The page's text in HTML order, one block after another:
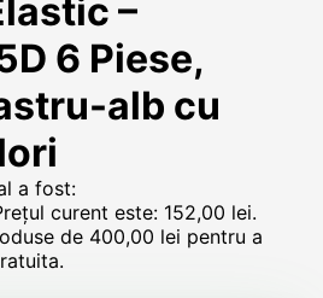
–
6 Piese,
alb cu
a fost:
curent este: 152,00 lei.
de 400,00 lei pentru a